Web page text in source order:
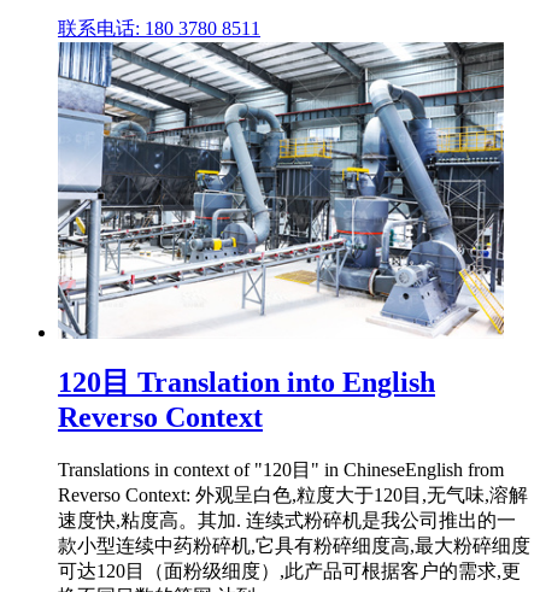
联系电话: 180 3780 8511
120目 Translation into English
Reverso Context
Translations in context of "120目" in ChineseEnglish from
Reverso Context: 外观呈白色,粒度大于120目,无气味,溶解
速度快,粘度高。其加. 连续式粉碎机是我公司推出的一
款小型连续中药粉碎机,它具有粉碎细度高,最大粉碎细度
可达120目（面粉级细度）,此产品可根据客户的需求,更